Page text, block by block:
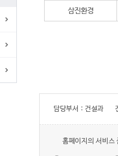
삼진환경
담당부서 : 건설과
홈페이지의 서비스